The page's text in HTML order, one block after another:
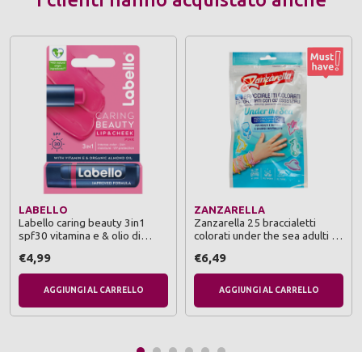
LABELLO
Labello caring beauty 3in1
spf30 vitamina e & olio di
€4,99
AGGIUNGI AL CARRELLO
ZANZARELLA
Zanzarella 25 braccialetti
colorati under the sea adulti e
insetticida attivo per 12 ore
€6,49
AGGIUNGI AL CARRELLO